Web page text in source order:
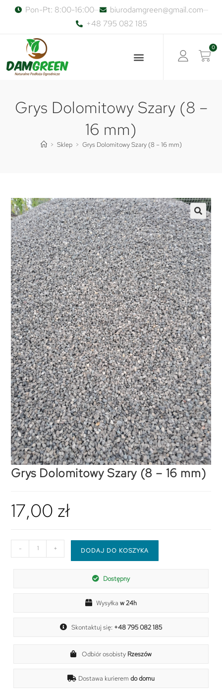
Pon-Pt: 8:00-16:00
biurodamgreen@gmail.com
+48 795 082 185
0
Grys Dolomitowy Szary (8 –
16 mm)
> Sklep > Grys Dolomitowy Szary (8 – 16 mm)
Grys Dolomitowy Szary (8 – 16 mm)
17,00 zł
- + DODAJ DO KOSZYKA
Dostępny
Wysyłkaw 24h
Skontaktuj się: +48 795 082 185
Odbiór osobisty Rzeszów
Dostawa kurieremdo domu